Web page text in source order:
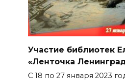
Участие библиотек
«Ленточка
С 18 по 27 января 2023